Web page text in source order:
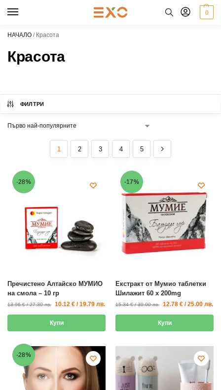
0
НАЧАЛО / Красота
Красота
ФИЛТРИ
1 2 3 4 5
-28%
Пречистено Алтайско МУМИО
на смола – 10 гр
13.96€ /27.30лв. 10.12 € /19.79 лв.
Купи
-17%
Екстракт от Мумио таблетки
Шилажит 60 х 200mg
15.34€ /30.00лв. 12.78 € /25.00 лв.
Купи
-28%